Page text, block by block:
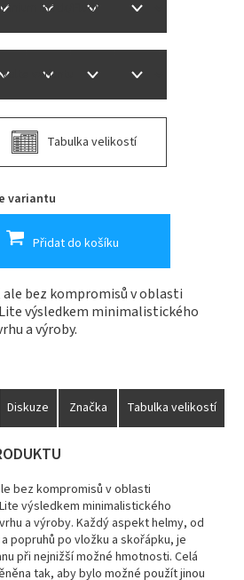
Tabulka velikostí
variantu
Přidat do košíku
bez kompromisů v oblasti
výsledkem minimalistického
a výroby.
Diskuze Značka Tabulka velikostí
bez kompromisů v oblasti
výsledkem minimalistického
a výroby. Každý aspekt helmy, od
popruhů po vložku a skořápku, je
při nejnižší možné hmotnosti. Celá
tak, aby bylo možné použít jinou